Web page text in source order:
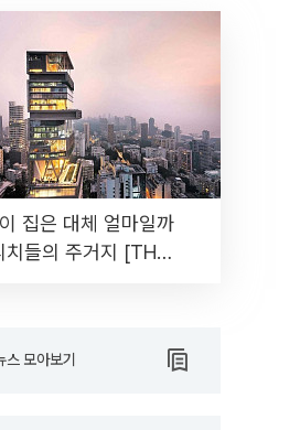
집은 대체 얼마일까
치들의 주거지 [THE
스 모아보기